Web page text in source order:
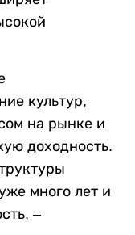
культур,
на рынке и
доходность.
много лет и
–